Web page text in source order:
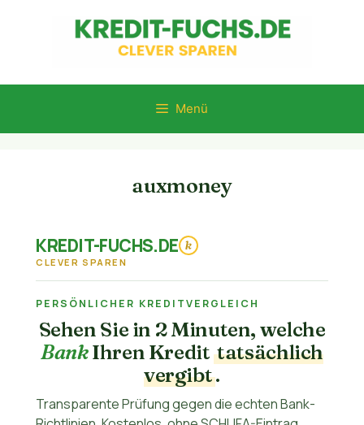
Menü
auxmoney
KREDIT-FUCHS.DE k
CLEVER SPAREN
PERSÖNLICHER KREDITVERGLEICH
Sehen Sie in 2 Minuten, welche
BankIhren Kredittatsächlich
vergibt.
Transparente Prüfung gegen die echten Bank-